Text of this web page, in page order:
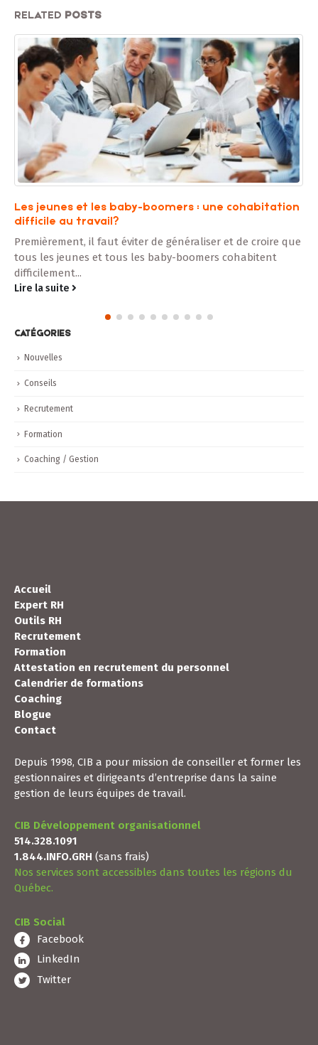
RELATED POSTS
Les jeunes et les baby-boomers : une cohabitation
difficile au travail?
Premièrement, il faut éviter de généraliser et de croire que
tous les jeunes et tous les baby-boomers cohabitent
difficilement...
Lire la suite
CATÉGORIES
Nouvelles
Conseils
Recrutement
Formation
Coaching / Gestion
Accueil
Expert RH
Outils RH
Recrutement
Formation
Attestation en recrutement du personnel
Calendrier de formations
Coaching
Blogue
Contact
Depuis 1998, CIB a pour mission de conseiller et former les
gestionnaires et dirigeants d’entreprise dans la saine
gestion de leurs équipes de travail.
CIB Développement organisationnel
514.328.1091
1.844.INFO.GRH (sans frais)
Nos services sont accessibles dans toutes les régions du
Québec.
CIB Social
Facebook
LinkedIn
Twitter